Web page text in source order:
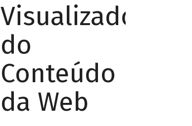
Visualizador
do
Conteúdo
da Web